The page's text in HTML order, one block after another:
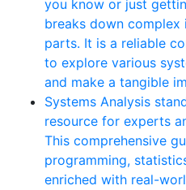
you know or just
breaks down complex
parts. It is a reliable
to explore various
and make a tangible
Systems Analysis
resource for experts
This comprehensive
programming,
enriched with real-